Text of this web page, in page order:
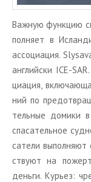
Важ­ную функ­цию
пол­ня­ет в
ас­со­ци­а­ция.
ан­глий­ски ICE-
ци­а­ция,
ний по
тель­ные до­ми­ки
спа­са­тель­ное
са­те­ли
ству­ют на
день­ги. Ку­рьез: